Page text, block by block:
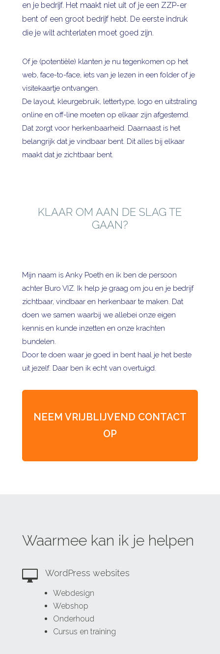
en je bedrijf. Het maakt niet uit of je een ZZP-er
bent of een groot bedrijf hebt. De eerste indruk
die je wilt achterlaten moet goed zijn.
Of je (potentiële) klanten je nu tegenkomen op het
web, face-to-face, iets van je lezen in een folder of je
visitekaartje ontvangen.
De layout, kleurgebruik, lettertype, logo en uitstraling
online en off-line moeten op elkaar zijn afgestemd.
Dat zorgt voor herkenbaarheid. Daarnaast is het
belangrijk dat je vindbaar bent. Dit alles bij elkaar
maakt dat je zichtbaar bent.
KLAAR OM AAN DE SLAG TE
GAAN?
Mijn naam is Anky Poeth en ik ben de persoon
achter Buro VIZ. Ik help je graag om jou en je bedrijf
zichtbaar, vindbaar en herkenbaar te maken. Dat
doen we samen waarbij we allebei onze eigen
kennis en kunde inzetten en onze krachten
bundelen.
Door te doen waar je goed in bent haal je het beste
uit jezelf. Daar ben ik echt van overtuigd.
NEEM VRIJBLIJVEND CONTACT
OP
Waarmee kan ik je helpen
 WordPress websites
Webdesign
Webshop
Onderhoud
Cursus en training